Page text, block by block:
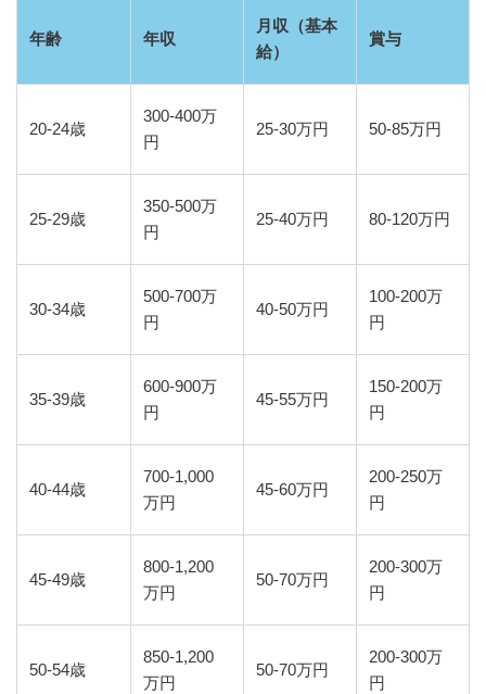
年齢 年収
月収（基本
給）
賞与
20-24歳
300-400万
円
25-30万円 50-85万円
25-29歳
350-500万
円
25-40万円 80-120万円
30-34歳
500-700万
円
40-50万円
100-200万
円
35-39歳
600-900万
円
45-55万円
150-200万
円
40-44歳
700-1,000
万円
45-60万円
200-250万
円
45-49歳
800-1,200
万円
50-70万円
200-300万
円
50-54歳
850-1,200
万円
50-70万円
200-300万
円